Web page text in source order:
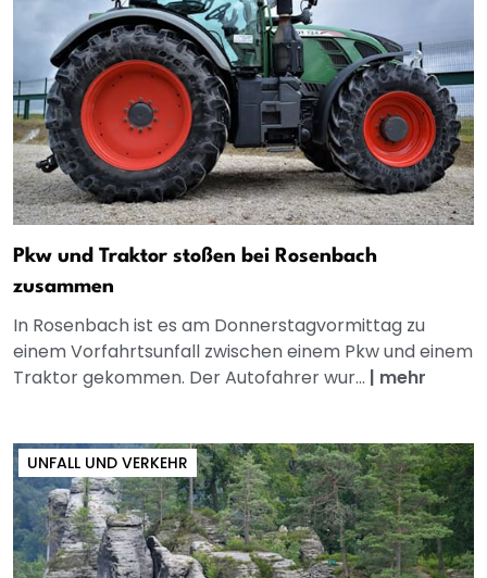
Pkw und Traktor stoßen bei Rosenbach
zusammen
In Rosenbach ist es am Donnerstagvormittag zu
einem Vorfahrtsunfall zwischen einem Pkw und einem
Traktor gekommen. Der Autofahrer wur... | mehr
UNFALL UND VERKEHR